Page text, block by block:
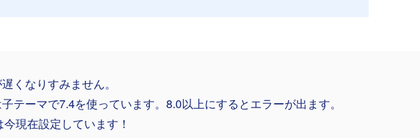
くなりすみません。
テーマで7.4を使っています。8.0以上にするとエラーが出ます。
今現在設定しています！